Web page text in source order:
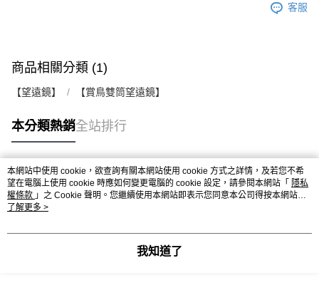
客服
商品相關分類 (1)
【望遠鏡】 【賞鳥雙筒望遠鏡】
本分類熱銷全站排行
熱門標籤
本網站中使用 cookie，欲查詢有關本網站使用 cookie 方式之詳情，及若您不希
望在電腦上使用 cookie 時應如何變更電腦的 cookie 設定，請參閱本網站「 隱私
權條款 」之 Cookie 聲明。您繼續使用本網站即表示您同意本公司得按本網站使
用條款之 Cookie 聲明使用 cookie。
了解更多 >
我知道了